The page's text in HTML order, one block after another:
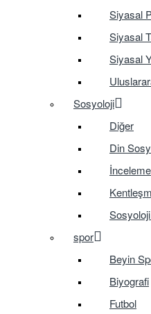
Siyasal
Siyasal
Siyasal
Sosyoloji
Diğer
Din
Sosyoloji
spor
Beyin
Biyografi
Futbol